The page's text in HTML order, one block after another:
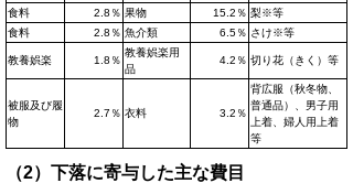
食料
2.8％ 果物 15.2％ 梨※等
食料
2.8％ 魚介類 6.5％ さけ※等
教養娯楽 1.8％
教養娯楽用
品
4.2％ 切り花（きく）等
被服及び履
物
2.7％ 衣料 3.2％
背広服（秋冬物、
普通品）、男子用
上着、婦人用上着
等
（2）下落に寄与した主な費目